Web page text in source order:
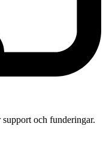
och funderingar.